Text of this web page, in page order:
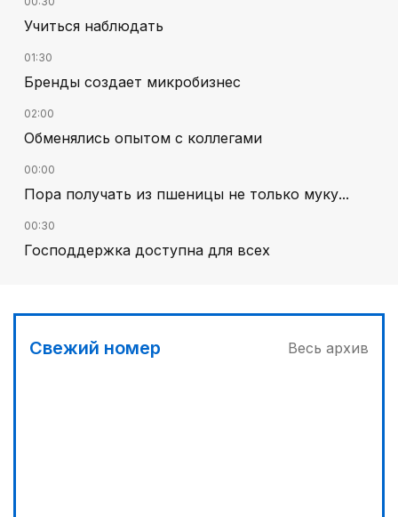
Учиться наблюдать
01:30
Бренды создает микробизнес
02:00
Обменялись опытом с коллегами
00:00
Пора получать из пшеницы не только муку...
00:30
Господдержка доступна для всех
Продолжаются инспекционные поездки
Свежий номер Весь архив